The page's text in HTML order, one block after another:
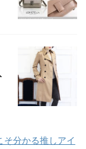
そ分かる推しアイ